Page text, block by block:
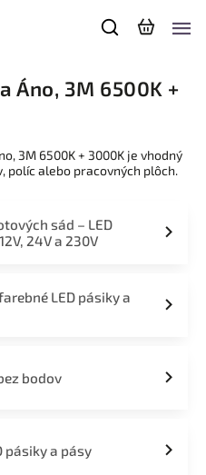
Áno, 3M 6500K +
3M 6500K + 3000K je vhodný
políc alebo pracovných plôch.
sád – LED
24V a 230V
LED pásiky a
bodov
pásiky a pásy